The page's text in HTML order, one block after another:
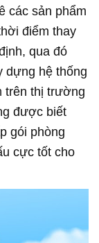
các sản phẩm
điểm thay
qua đó
dựng hệ thống
trên thị trường
được biết
gói phòng
cực tốt cho